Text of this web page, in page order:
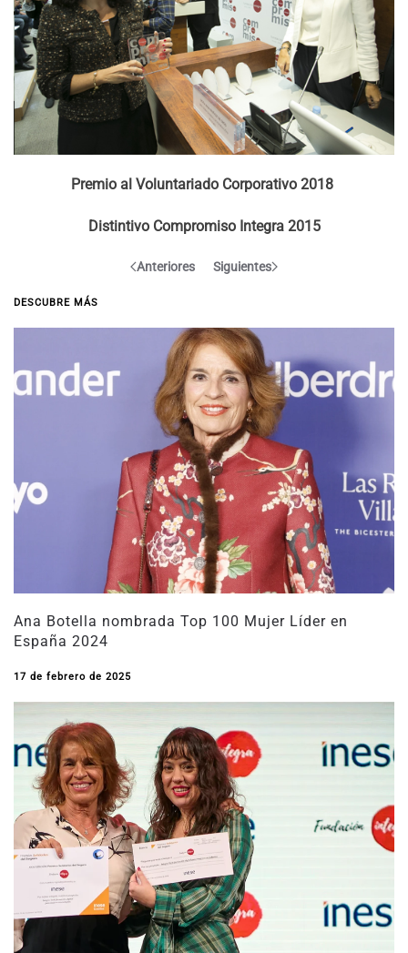
Premio al Voluntariado Corporativo 2018
Distintivo Compromiso Integra 2015
Anteriores Siguientes
DESCUBRE MÁS
Ana Botella nombrada Top 100 Mujer Líder en
España 2024
17 de febrero de 2025